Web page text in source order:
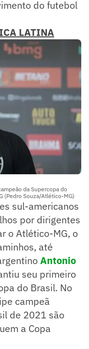
do futebol
LATINA
da Supercopa do
(Pedro Souza/Atlético-MG)
sul-americanos
por dirigentes
o Atlético-MG, o
até
Antonio
seu primeiro
do Brasil. No
campeã
de 2021 são
a Copa